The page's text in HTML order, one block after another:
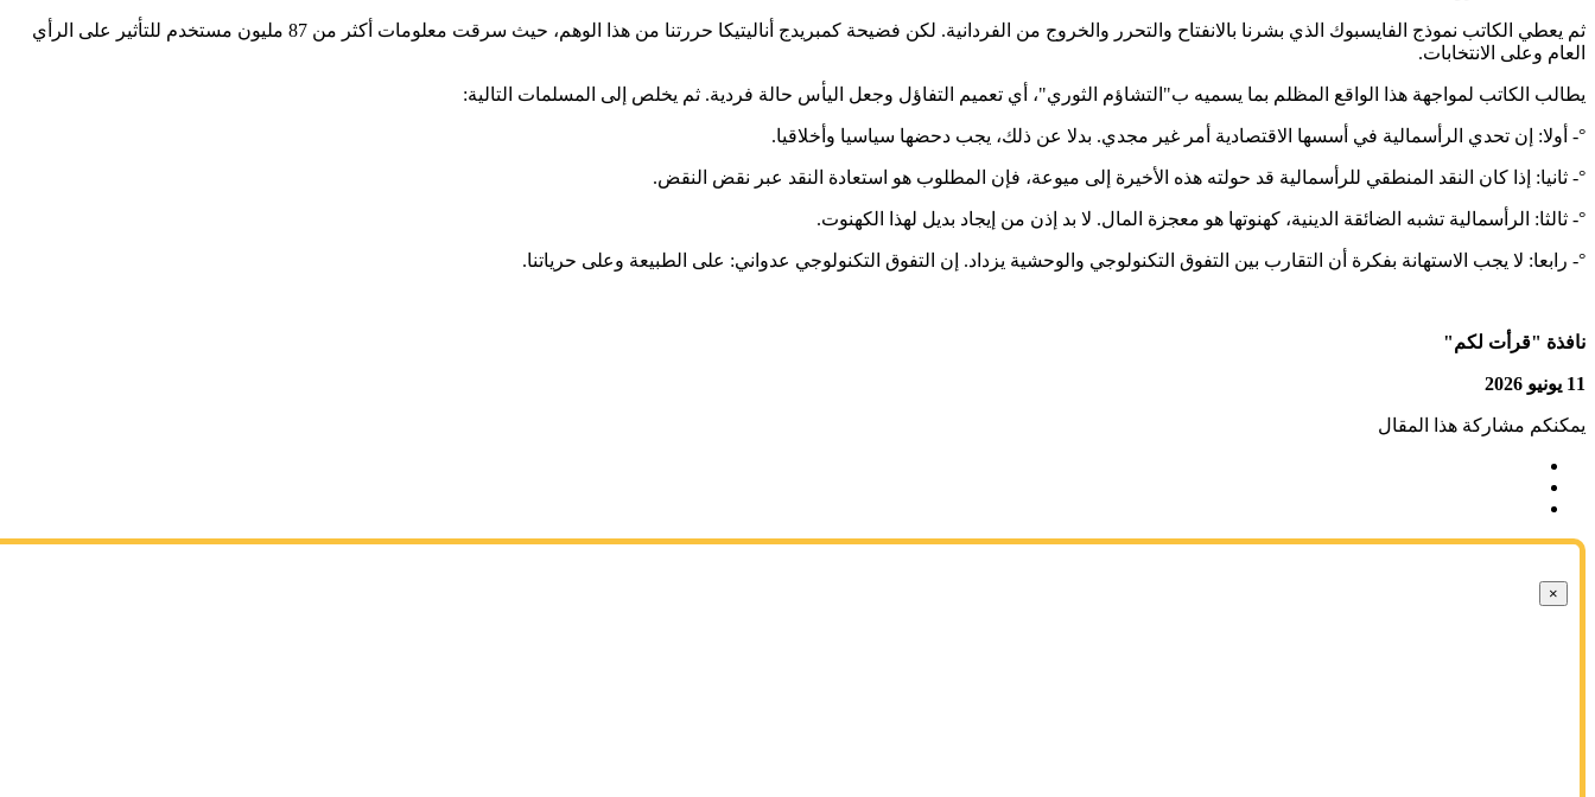
ثم يعطي الكاتب نموذج الفايسبوك الذي بشرنا بالانفتاح والتحرر والخروج من الفردانية. لكن فضيحة كمبريدج أناليتيكا حررتنا من هذا الوهم، حيث سرقت معلومات أكثر من 87 مليون مستخدم للتأثير على الرأي
العام وعلى الانتخابات.
يطالب الكاتب لمواجهة هذا الواقع المظلم بما يسميه ب"التشاؤم الثوري"، أي تعميم التفاؤل وجعل اليأس حالة فردية. ثم يخلص إلى المسلمات التالية:
°- أولا: إن تحدي الرأسمالية في أسسها الاقتصادية أمر غير مجدي. بدلا عن ذلك، يجب دحضها سياسيا وأخلاقيا.
°- ثانيا: إذا كان النقد المنطقي للرأسمالية قد حولته هذه الأخيرة إلى ميوعة، فإن المطلوب هو استعادة النقد عبر نقض النقض.
°- ثالثا: الرأسمالية تشبه الضائقة الدينية، كهنوتها هو معجزة المال. لا بد إذن من إيجاد بديل لهذا الكهنوت.
°- رابعا: لا يجب الاستهانة بفكرة أن التقارب بين التفوق التكنولوجي والوحشية يزداد. إن التفوق التكنولوجي عدواني: على الطبيعة وعلى حرياتنا.
نافذة "قرأت لكم"
11 يونيو 2026
يمكنكم مشاركة هذا المقال
×